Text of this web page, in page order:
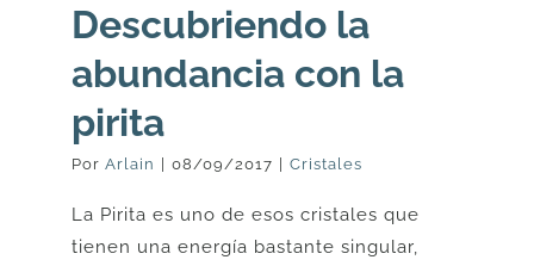
Descubriendo la
abundancia con la
pirita
Por Arlain | 08/09/2017 | Cristales
La Pirita es uno de esos cristales que
tienen una energía bastante singular,